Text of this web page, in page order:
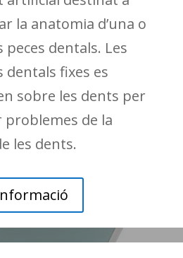
la anatomia d’una o
peces dentals. Les
dentals fixes es
sobre les dents per
problemes de la
les dents.